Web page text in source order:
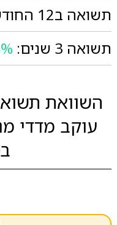
תשואה ב12 החודשים האחרונים:
תשואה 3 שנים:
השוואת
עוקב מדדי